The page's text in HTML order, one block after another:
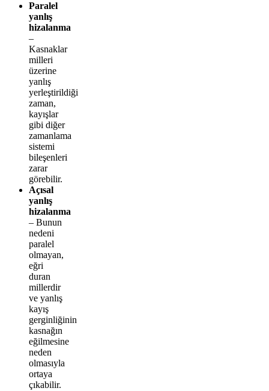
Paralel
yanlış
hizalanma
–
Kasnaklar
milleri
üzerine
yanlış
yerleştirildiği
zaman,
kayışlar
gibi diğer
zamanlama
sistemi
bileşenleri
zarar
görebilir.
Açısal
yanlış
hizalanma
– Bunun
nedeni
paralel
olmayan,
eğri
duran
millerdir
ve yanlış
kayış
gerginliğinin
kasnağın
eğilmesine
neden
olmasıyla
ortaya
çıkabilir.